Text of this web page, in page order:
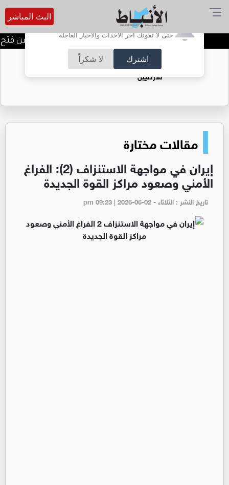
أترغب في تفعيل الإشعارات؟
حتى لا تفوتك آخر الأحداث والأخبار العاجلة
اشترك لا شكراً
البث المباشر
المستقلة للانتخاب تعلن عن فتح
حقل الريشة حين يتحول الغاز إلى فرص عمل
للأردنيين
مقالات مختارة
إيران في مواجهة الاستنزاف (2): الفراغ
الأمني وصعود مراكز القوة الجديدة
تاريخ النشر : الثلاثاء - pm 09:23 | 2026-06-02